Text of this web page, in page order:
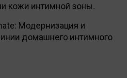
кожи интимной зоны.
Модернизация и
домашнего интимного